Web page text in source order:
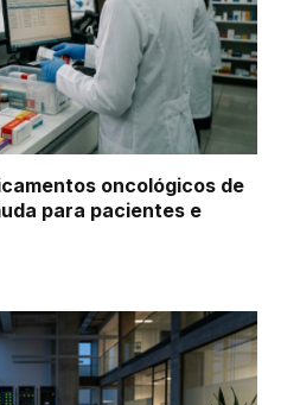
oncológicos de
para pacientes e